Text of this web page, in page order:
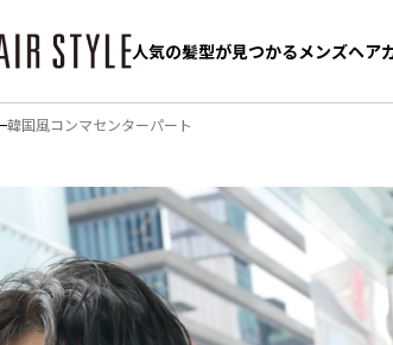
人気の髪型が見つかるメンズヘア
人気の髪型が見つかるメンズヘア
韓国風コンマセンターパート